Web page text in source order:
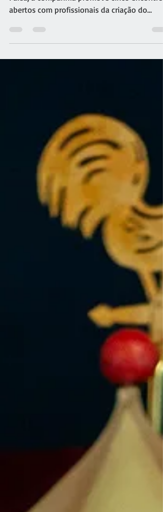
Compondo o projeto da estreia de A Divina
Farsa, a companhia promove cinco encontros
abertos com profissionais da criação do
espetáculo